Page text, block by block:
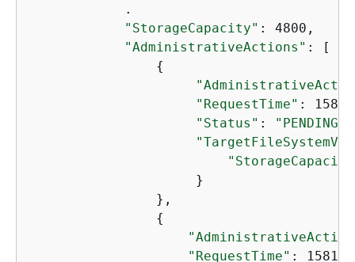
            .
"StorageCapacity" : 4800,
"AdministrativeActions" : [
{
"RequestTime" :
"Status" : "PENDING"
                     }
                },
{
"RequestTime" :